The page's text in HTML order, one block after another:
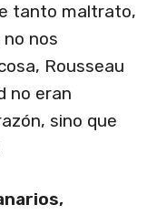
tanto maltrato,
nos
Rousseau
no eran
sino que